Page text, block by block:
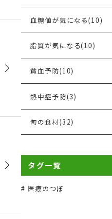
血糖値が気になる(10)
脂質が気になる(10)
貧血予防(10)
熱中症予防(3)
旬の食材(32)
タグ一覧
医療のつぼ